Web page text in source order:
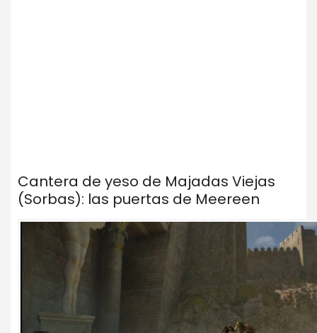
Cantera de yeso de Majadas Viejas
(Sorbas): las puertas de Meereen